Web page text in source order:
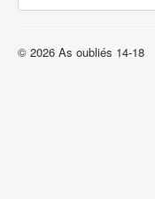
© 2026 As oubliés 14-18